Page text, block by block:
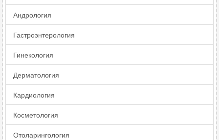
Андрология
Гастроэнтерология
Гинекология
Дерматология
Кардиология
Косметология
Отоларингология